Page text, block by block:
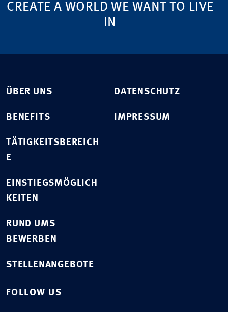
CREATE A WORLD WE WANT TO LIVE
IN
ÜBER UNS
BENEFITS
TÄTIGKEITSBEREICH
E
EINSTIEGSMÖGLICH
KEITEN
RUND UMS
BEWERBEN
STELLENANGEBOTE
DATENSCHUTZ
IMPRESSUM
FOLLOW US